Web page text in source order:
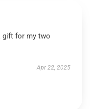
gift for my two
Apr 22, 2025